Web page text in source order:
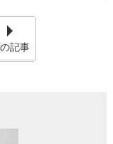
記事